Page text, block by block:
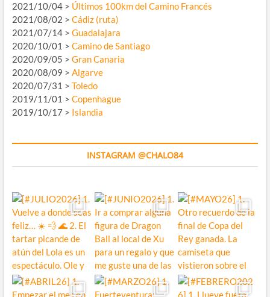
2021/10/04 > Últimos 100km del Camino Francés
2021/08/02 > Cádiz (ruta)
2021/07/14 > Guadalajara
2020/10/01 > Camino de Santiago
2020/09/05 > Gran Canaria
2020/08/09 > Algarve
2020/07/31 > Toledo
2019/11/01 > Copenhague
2019/10/17 > Islandia
INSTAGRAM @CHALO84